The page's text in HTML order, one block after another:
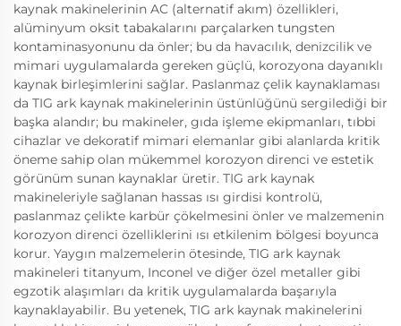
kaynak makinelerinin AC (alternatif akım) özellikleri,
alüminyum oksit tabakalarını parçalarken tungsten
kontaminasyonunu da önler; bu da havacılık, denizcilik ve
mimari uygulamalarda gereken güçlü, korozyona dayanıklı
kaynak birleşimlerini sağlar. Paslanmaz çelik kaynaklaması
da TIG ark kaynak makinelerinin üstünlüğünü sergilediği bir
başka alandır; bu makineler, gıda işleme ekipmanları, tıbbi
cihazlar ve dekoratif mimari elemanlar gibi alanlarda kritik
öneme sahip olan mükemmel korozyon direnci ve estetik
görünüm sunan kaynaklar üretir. TIG ark kaynak
makineleriyle sağlanan hassas ısı girdisi kontrolü,
paslanmaz çelikte karbür çökelmesini önler ve malzemenin
korozyon direnci özelliklerini ısı etkilenim bölgesi boyunca
korur. Yaygın malzemelerin ötesinde, TIG ark kaynak
makineleri titanyum, Inconel ve diğer özel metaller gibi
egzotik alaşımları da kritik uygulamalarda başarıyla
kaynaklayabilir. Bu yetenek, TIG ark kaynak makinelerini